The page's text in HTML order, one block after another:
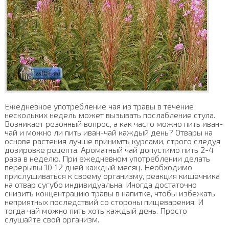
Ежедневное употребление чая из травы в течение
нескольких недель может вызывать послабление стула.
Возникает резонный вопрос, а как часто можно пить иван-
чай и можно ли пить иван-чай каждый день? Отвары на
основе растения лучше принимть курсами, строго следуя
дозировке рецепта. Ароматный чай допустимо пить 2-4
раза в неделю. При ежедневном употреблении делать
перерывы 10-12 дней каждый месяц. Необходимо
прислушиваться к своему организму, реакция кишечника
на отвар сугубо индивидуальна. Иногда достаточно
снизить концентрацию травы в напитке, чтобы избежать
неприятных последствий со стороны пищеварения. И
тогда чай можно пить хоть каждый день. Просто
слушайте свой организм.